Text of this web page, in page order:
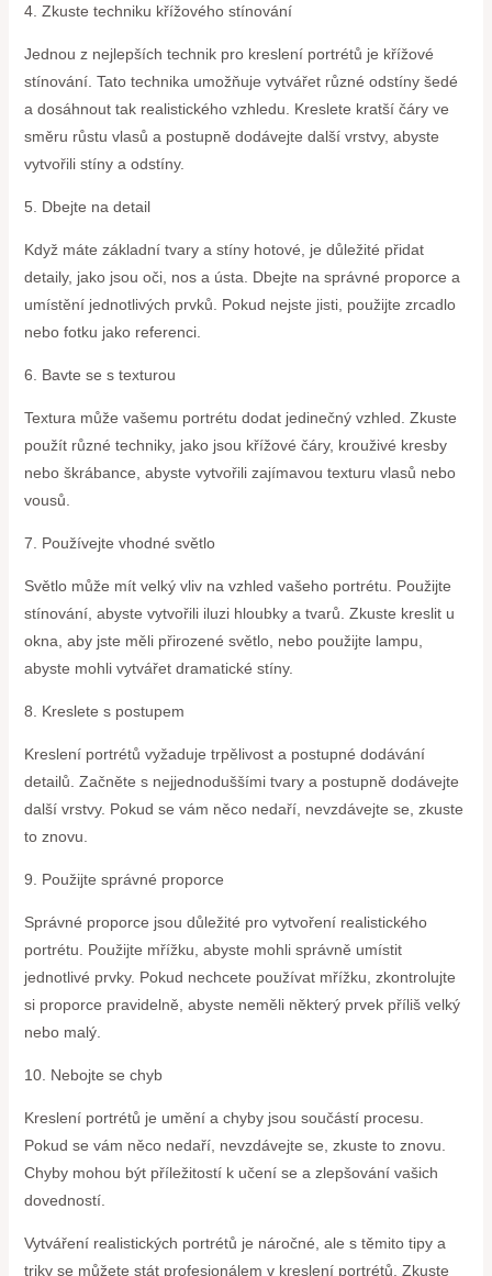
4. Zkuste techniku křížového stínování
Jednou z nejlepších technik pro kreslení portrétů je křížové
stínování. Tato technika umožňuje vytvářet různé odstíny šedé
a dosáhnout tak realistického vzhledu. Kreslete kratší čáry ve
směru růstu vlasů a postupně dodávejte další vrstvy, abyste
vytvořili stíny a odstíny.
5. Dbejte na detail
Když máte základní tvary a stíny hotové, je důležité přidat
detaily, jako jsou oči, nos a ústa. Dbejte na správné proporce a
umístění jednotlivých prvků. Pokud nejste jisti, použijte zrcadlo
nebo fotku jako referenci.
6. Bavte se s texturou
Textura může vašemu portrétu dodat jedinečný vzhled. Zkuste
použít různé techniky, jako jsou křížové čáry, krouživé kresby
nebo škrábance, abyste vytvořili zajímavou texturu vlasů nebo
vousů.
7. Používejte vhodné světlo
Světlo může mít velký vliv na vzhled vašeho portrétu. Použijte
stínování, abyste vytvořili iluzi hloubky a tvarů. Zkuste kreslit u
okna, aby jste měli přirozené světlo, nebo použijte lampu,
abyste mohli vytvářet dramatické stíny.
8. Kreslete s postupem
Kreslení portrétů vyžaduje trpělivost a postupné dodávání
detailů. Začněte s nejjednoduššími tvary a postupně dodávejte
další vrstvy. Pokud se vám něco nedaří, nevzdávejte se, zkuste
to znovu.
9. Použijte správné proporce
Správné proporce jsou důležité pro vytvoření realistického
portrétu. Použijte mřížku, abyste mohli správně umístit
jednotlivé prvky. Pokud nechcete používat mřížku, zkontrolujte
si proporce pravidelně, abyste neměli některý prvek příliš velký
nebo malý.
10. Nebojte se chyb
Kreslení portrétů je umění a chyby jsou součástí procesu.
Pokud se vám něco nedaří, nevzdávejte se, zkuste to znovu.
Chyby mohou být příležitostí k učení se a zlepšování vašich
dovedností.
Vytváření realistických portrétů je náročné, ale s těmito tipy a
triky se můžete stát profesionálem v kreslení portrétů. Zkuste